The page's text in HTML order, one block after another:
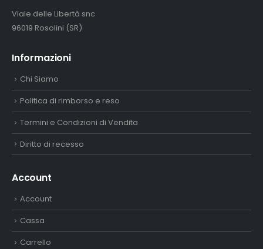
Viale delle Libertà snc
96019 Rosolini (SR)
Informazioni
Chi Siamo
Politica di rimborso e reso
Termini e Condizioni di Vendita
Diritto di recesso
Account
Account
Cassa
Carrello